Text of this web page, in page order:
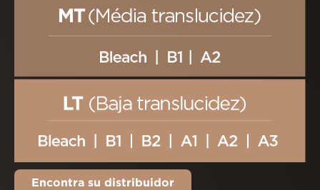
Encontra su distribuidor